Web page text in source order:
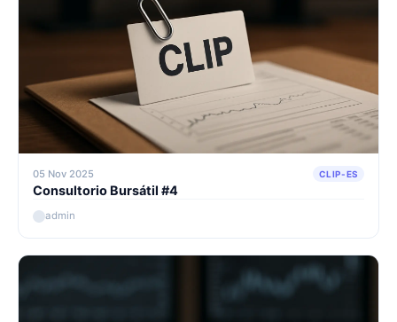
05 Nov 2025 CLIP-ES
Consultorio Bursátil #4
admin